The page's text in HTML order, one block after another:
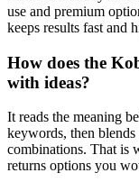
use and premium
keeps results fast and
How does the
with ideas?
It reads the meaning
keywords, then
combinations. That is
returns options you